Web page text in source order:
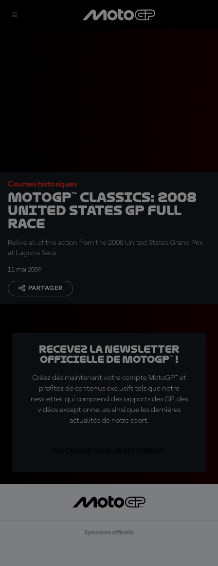
Courses historiques
MotoGP™ Classics: 2008
United States GP Full
Race
Relive all of the action from the 2008 United States Grand Prix
at Laguna Seca.
11 mai 2009
PARTAGER
Recevez la Newsletter
officielle de MotoGP™ !
Créez dès maintenant votre compte MotoGP™ et
profitez de contenus exclusifs tels que notre
newletter, qui comprend des rapports des GP, des
vidéos exceptionnelles ainsi que les dernières
actualités de notre sport.
Sponsors officiels